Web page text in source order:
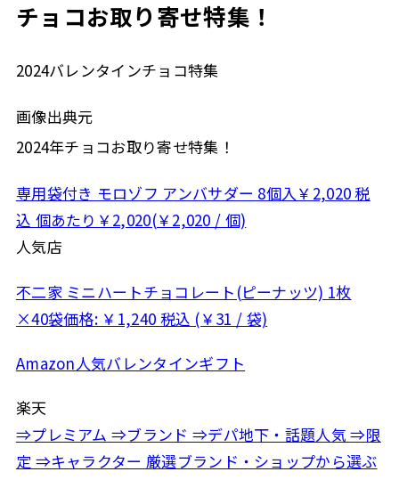
チョコお取り寄せ特集！
2024バレンタインチョコ特集
画像出典元
2024年チョコお取り寄せ特集！
専用袋付き モロゾフ アンバサダー 8個入￥2,020 税
込 個あたり￥2,020(￥2,020 / 個)
人気店
不二家 ミニハートチョコレート(ピーナッツ) 1枚
×40袋価格: ￥1,240 税込 (￥31 / 袋)
Amazon人気バレンタインギフト
楽天
⇒プレミアム ⇒ブランド ⇒デパ地下・話題人気 ⇒限
定 ⇒キャラクター 厳選ブランド・ショップから選ぶ